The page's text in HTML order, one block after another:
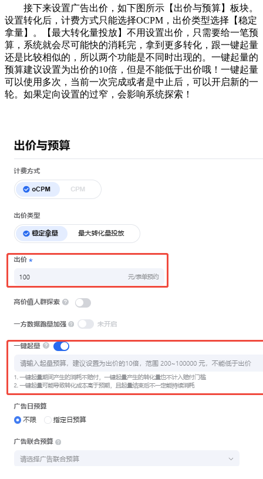
接下来设置广告出价，如下图所示【出价与预算】板块。
设置转化后，计费方式只能选择OCPM，出价类型选择【稳定
拿量】。【最大转化量投放】不用设置出价，只需要给一笔预
算，系统就会尽可能快的消耗完，拿到更多转化，跟一键起量
还是比较相似的，所以两个功能是不同时出现的。一键起量的
预算建议设置为出价的10倍，但是不能低于出价哦！一键起量
可以使用多次，当前一次完成或者是中止后，可以开启新的一
轮。如果定向设置的过窄，会影响系统探索！